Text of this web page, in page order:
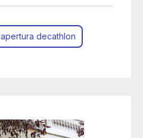
apertura decathlon